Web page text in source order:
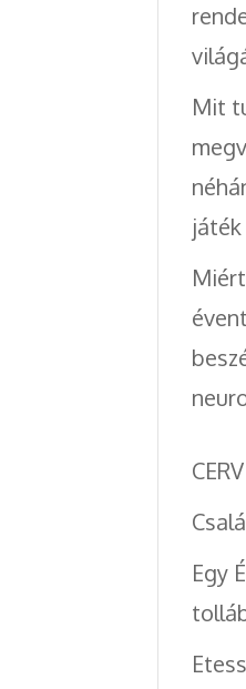
Mit
CERV
Egy